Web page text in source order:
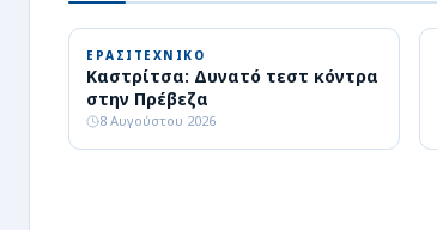
ΕΡΑΣΙΤΕΧΝΙΚΟ
Καστρίτσα: Δυνατό τεστ κόντρα
στην Πρέβεζα
8 Αυγούστου 2026